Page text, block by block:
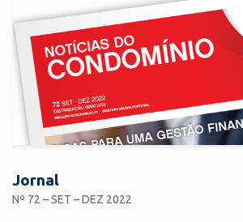
Jornal
Nº 72 – SET – DEZ 2022